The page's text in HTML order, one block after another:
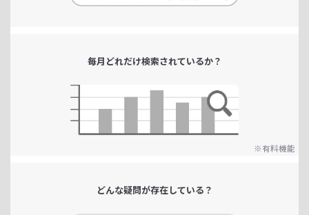
毎月どれだけ検索されているか？
※有料機能
どんな疑問が存在している？